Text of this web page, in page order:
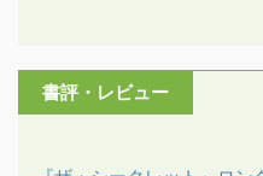
書評・レビュー